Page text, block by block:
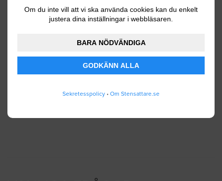
Om du inte vill att vi ska använda cookies kan du enkelt
justera dina inställningar i webbläsaren.
BARA NÖDVÄNDIGA
GODKÄNN ALLA
Sekretesspolicy • Om Stensattare.se
använder mina personuppgifter enligt
SKICKA IN